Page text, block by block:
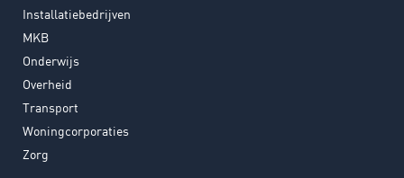
Installatiebedrijven
MKB
Onderwijs
Overheid
Transport
Woningcorporaties
Zorg